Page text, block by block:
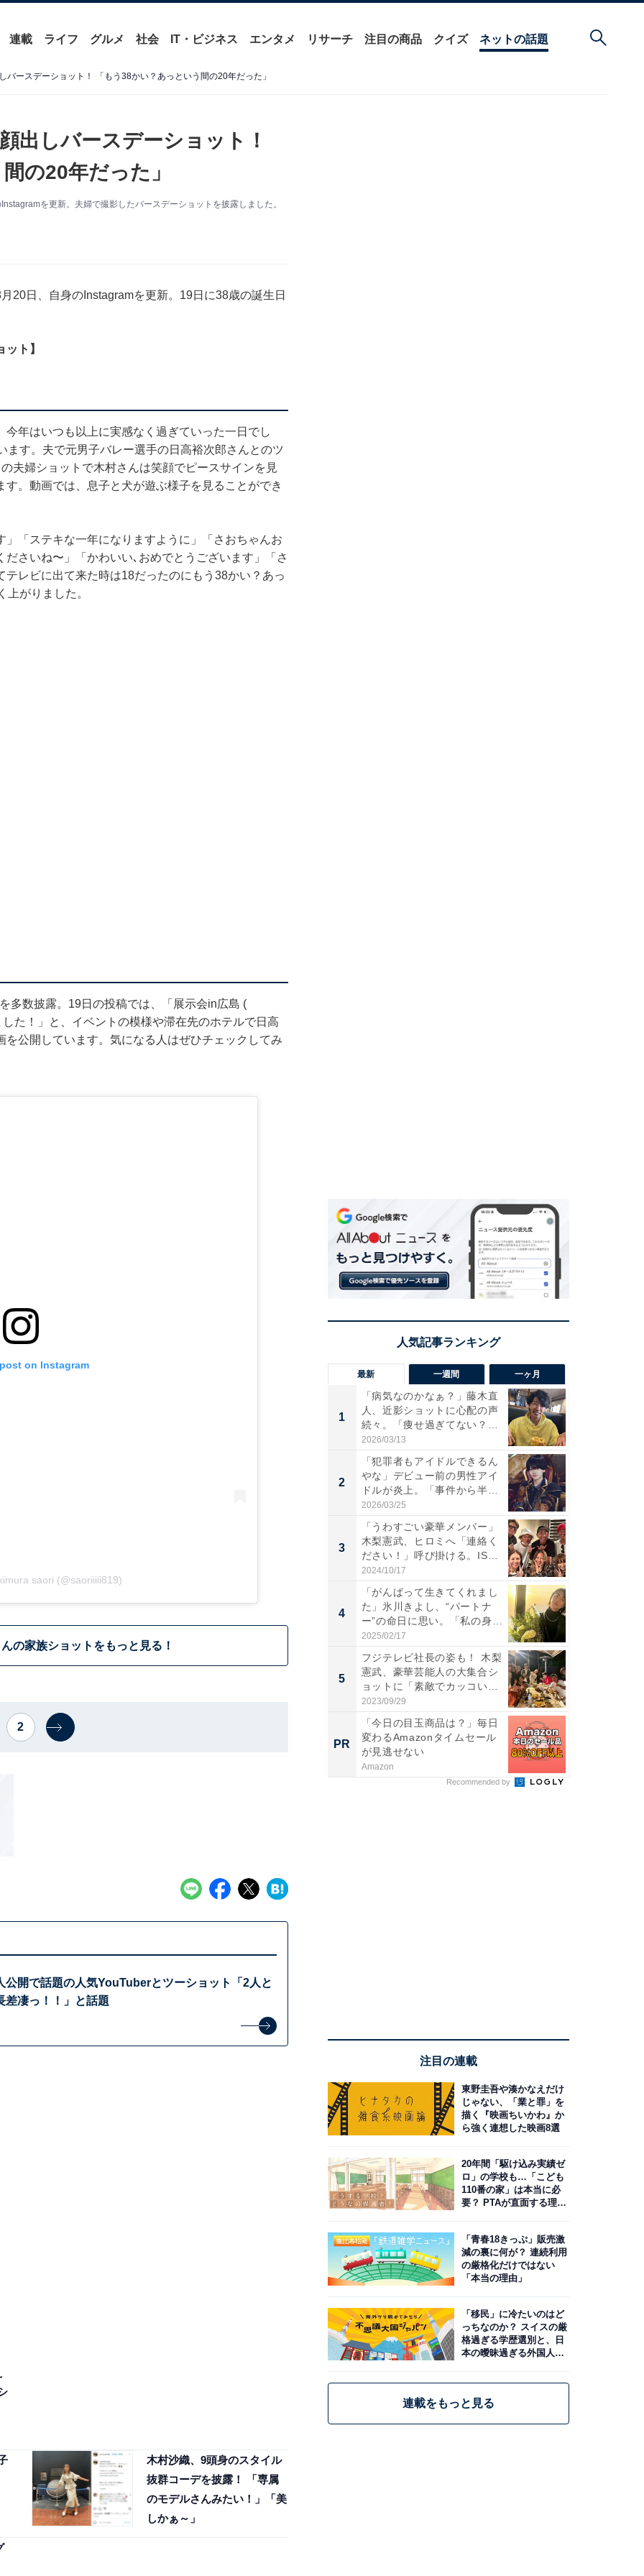
連載 ライフ グルメ 社会 IT・ビジネス エンタメ リサーチ 注目の商品 クイズ ネットの話題
バースデーショット！ 「もう38かい？あっという間の20年だった」
出しバースデーショット！
の20年だった」
を更新。夫婦で撮影したバースデーショットを披露しました。
20日、自身のInstagramを更新。19日に38歳の誕生日
ト】
年はいつも以上に実感なく過ぎていった一日でし
す。夫で元男子バレー選手の日高裕次郎さんとのツ
夫婦ショットで木村さんは笑顔でピースサインを見
。動画では、息子と犬が遊ぶ様子を見ることができ
「ステキな一年になりますように」「さおちゃんお
さいね〜」「かわいい､おめでとうございます」「さ
レビに出て来た時は18だったのにもう38かい？あっ
がりました。
多数披露。19日の投稿では、「展示会in広島 (
た！」と、イベントの模様や滞在先のホテルで日高
公開しています。気になる人はぜひチェックしてみ
on Instagram
saori (@saoriiiii819)
の家族ショットをもっと見る！
2
公開で話題の人気YouTuberとツーショット「2人と
差凄っ！！」と話題
木村沙織、9頭身のスタイル
抜群コーデを披露！ 「専属
のモデルさんみたい！」「美
しかぁ～」
最新 一週間 一ヶ月
1
「病気なのかなぁ？」藤木直
人、近影ショットに心配の声
続々。「痩せ過ぎてない？」
「...
2026/03/13
2
「犯罪者もアイドルできるん
やな」デビュー前の男性アイ
ドルが炎上。「事件から半年
も...
2026/03/25
3
「うわすごい豪華メンバー」
木梨憲武、ヒロミへ「連絡く
ださい！」呼び掛ける。IS
S...
2024/10/17
4
「がんばって生きてくれまし
た」氷川きよし、“パートナ
ー”の命日に思い。「私の身
体...
2025/02/17
5
フジテレビ社長の姿も！ 木梨
憲武、豪華芸能人の大集合シ
ョットに「素敵でカッコい
い...
2023/09/29
PR
「今日の目玉商品は？」毎日
変わるAmazonタイムセール
が見逃せない
Amazon
Recommended by
注目の連載
東野圭吾や湊かなえだけ
じゃない、「業と罪」を
描く『映画ちいかわ』か
ら強く連想した映画8選
20年間「駆け込み実績ゼ
ロ」の学校も…「こども
110番の家」は本当に必
要？ PTAが直面する理想
「青春18きっぷ」販売激
減の裏に何が？ 連続利用
の厳格化だけではない
「本当の理由」
「移民」に冷たいのはど
っちなのか？ スイスの厳
格過ぎる学歴選別と、日
本の曖昧過ぎる外国人政
連載をもっと見る